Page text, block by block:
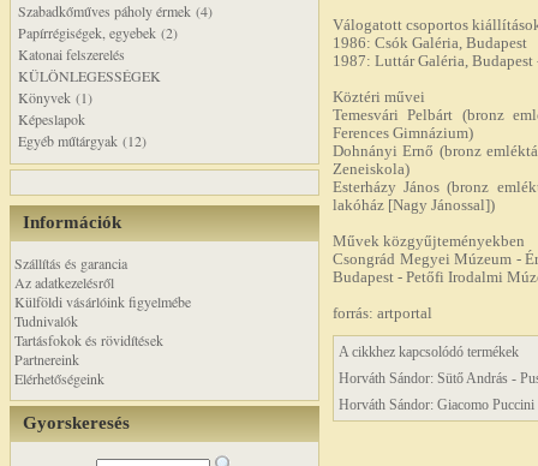
Szabadkőműves páholy érmek (4)
Papírrégiségek, egyebek (2)
Katonai felszerelés
KÜLÖNLEGESSÉGEK
Könyvek (1)
Képeslapok
Egyéb műtárgyak (12)
Információk
Szállítás és garancia
Az adatkezelésről
Külföldi vásárlóink figyelmébe
Tudnivalók
Tartásfokok és rövidítések
Partnereink
Elérhetőségeink
Gyorskeresés
Válogatott csoportos
1986: Csók Galéria, Budapest
1987: Luttár Galéria,
Köztéri művei
Temesvári Pelbárt (bronz
Ferences Gimnázium)
Dohnányi Ernő (bronz
Zeneiskola)
Esterházy János (bronz
lakóház [Nagy Jánossal])
Művek közgyűjteményekben
Csongrád Megyei Múzeum -
Budapest - Petőfi Irodalmi
forrás: artportal
A cikkhez kapcsolódó termékek
Horváth Sándor: Sütő András -
Horváth Sándor: Giacomo Puccini